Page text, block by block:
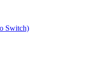
Switch)